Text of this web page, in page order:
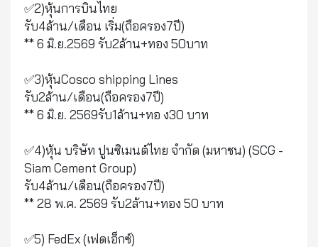
✅2)หุ้นการบินไทย
รับ4ล้าน/เดือน เริ่ม(ถือครอง7ปี)
** 6 มิ.ย.2569 รับ2ล้าน+ทอง 50บาท
✅3)หุ้นCosco shipping Lines
รับ2ล้าน/เดือน(ถือครอง7ปี)
** 6 มิ.ย. 2569รับ1ล้าน+ทอ ง30 บาท
✅4)หุ้น บริษัท ปูนซิเมนต์ไทย จำกัด (มหาชน) (SCG -
Siam Cement Group)
รับ4ล้าน/เดือน(ถือครอง7ปี)
** 28 พ.ค. 2569 รับ2ล้าน+ทอง 50 บาท
✅5) FedEx (เฟดเอ็กซ์)